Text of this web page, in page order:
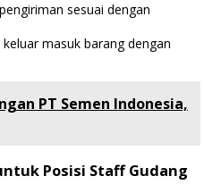
sesuai dengan
masuk barang dengan
PT Semen Indonesia,
Posisi Staff Gudang